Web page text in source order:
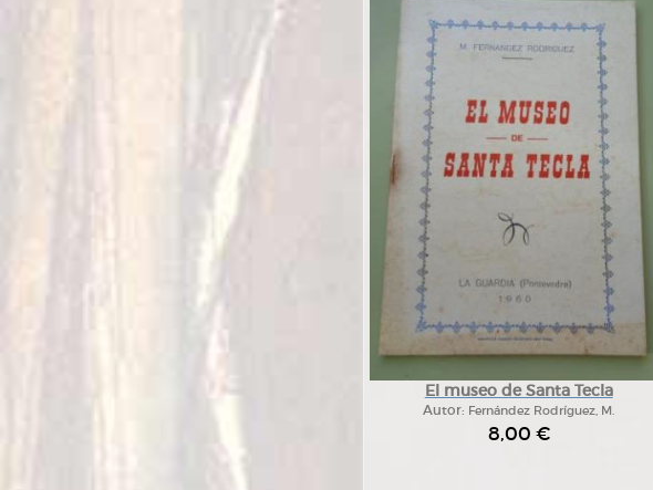
El museo de Santa Tecla
Autor: Fernández Rodríguez, M.
8,00 €